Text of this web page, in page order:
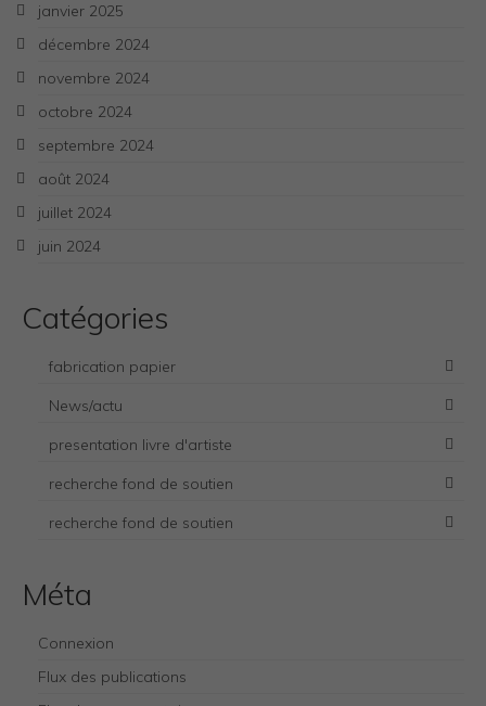
janvier 2025
décembre 2024
novembre 2024
octobre 2024
septembre 2024
août 2024
juillet 2024
juin 2024
Catégories
fabrication papier
News/actu
presentation livre d'artiste
recherche fond de soutien
recherche fond de soutien
Méta
Connexion
Flux des publications